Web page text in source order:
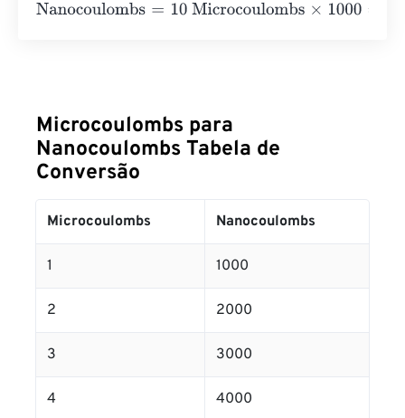
Nanocoulombs=10 Microcoulombs×1000= 10000
Microcoulombs para
Nanocoulombs Tabela de
Conversão
Microcoulombs Nanocoulombs
1 1000
2 2000
3 3000
4 4000